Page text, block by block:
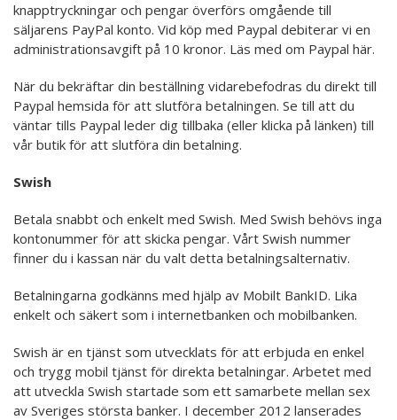
knapptryckningar och pengar överförs omgående till
säljarens PayPal konto. Vid köp med Paypal debiterar vi en
administrationsavgift på 10 kronor. Läs med om Paypal här.
När du bekräftar din beställning vidarebefodras du direkt till
Paypal hemsida för att slutföra betalningen. Se till att du
väntar tills Paypal leder dig tillbaka (eller klicka på länken) till
vår butik för att slutföra din betalning.
Swish
Betala snabbt och enkelt med Swish. Med Swish behövs inga
kontonummer för att skicka pengar. Vårt Swish nummer
finner du i kassan när du valt detta betalningsalternativ.
Betalningarna godkänns med hjälp av Mobilt BankID. Lika
enkelt och säkert som i internetbanken och mobilbanken.
Swish är en tjänst som utvecklats för att erbjuda en enkel
och trygg mobil tjänst för direkta betalningar. Arbetet med
att utveckla Swish startade som ett samarbete mellan sex
av Sveriges största banker. I december 2012 lanserades